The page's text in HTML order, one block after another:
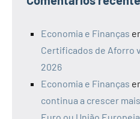
Economia e Finanças
Certificados de Aforro
2026
Economia e Finanças
continua a crescer